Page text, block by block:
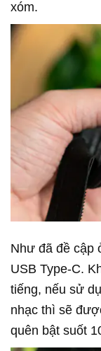
xóm.
Như đã đề cập
USB Type-C.
tiếng, nếu sử
nhạc thì sẽ
quên bật suốt